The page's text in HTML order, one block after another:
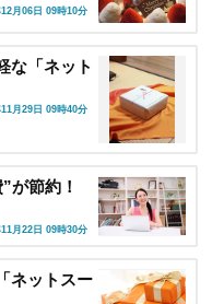
月06日 09時10分
な「ネット
月29日 09時40分
”が節約！
月22日 09時30分
ネットスー